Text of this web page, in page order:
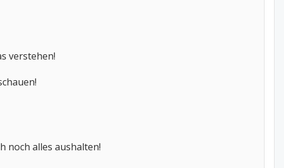
verstehen!
noch alles aushalten!